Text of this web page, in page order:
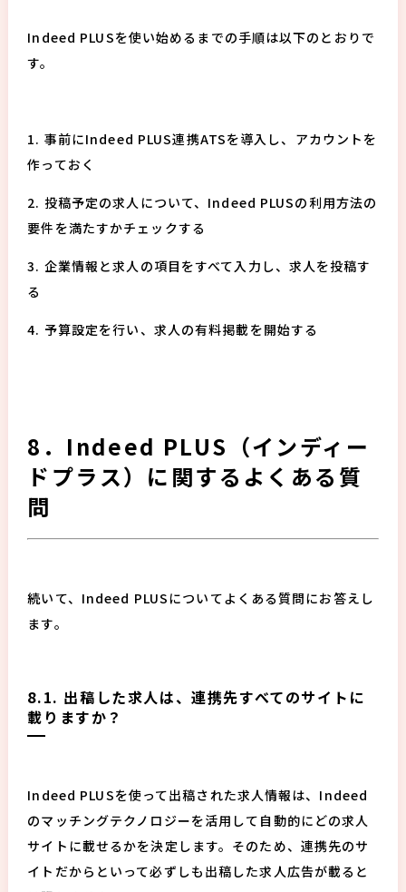
Indeed PLUSを使い始めるまでの手順は以下のとおりで
す。
1. 事前にIndeed PLUS連携ATSを導入し、アカウントを
作っておく
2. 投稿予定の求人について、Indeed PLUSの利用方法の
要件を満たすかチェックする
3. 企業情報と求人の項目をすべて入力し、求人を投稿す
る
4. 予算設定を行い、求人の有料掲載を開始する
8．Indeed PLUS（インディー
ドプラス）に関するよくある質
問
続いて、Indeed PLUSについてよくある質問にお答えし
ます。
8.1. 出稿した求人は、連携先すべてのサイトに
載りますか？
Indeed PLUSを使って出稿された求人情報は、Indeed
のマッチングテクノロジーを活用して自動的にどの求人
サイトに載せるかを決定します。そのため、連携先のサ
イトだからといって必ずしも出稿した求人広告が載ると